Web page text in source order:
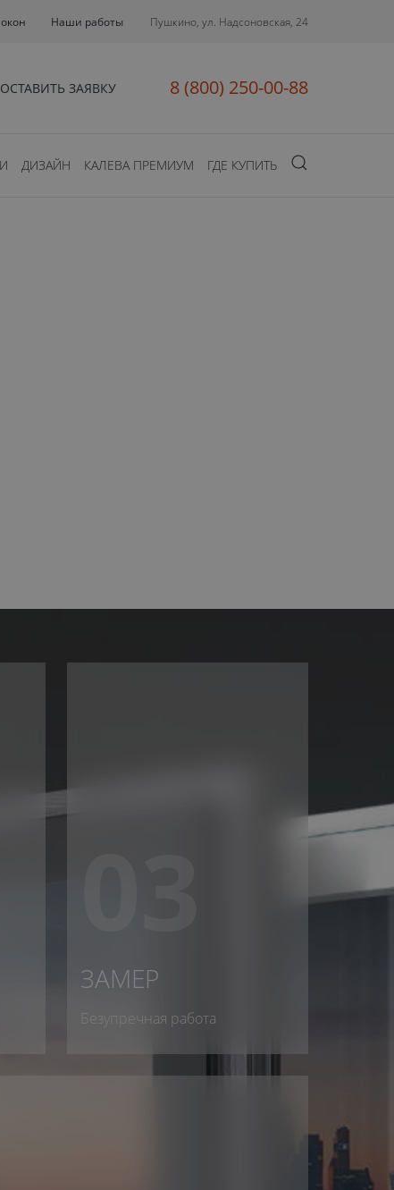
Наши работы Пушкино, ул. Надсоновская, 24
ОСТАВИТЬ ЗАЯВКУ 8 (800) 250-00-88
ДИЗАЙН КАЛЕВА ПРЕМИУМ ГДЕ КУПИТЬ
ЗАМЕР
Безупречная работа